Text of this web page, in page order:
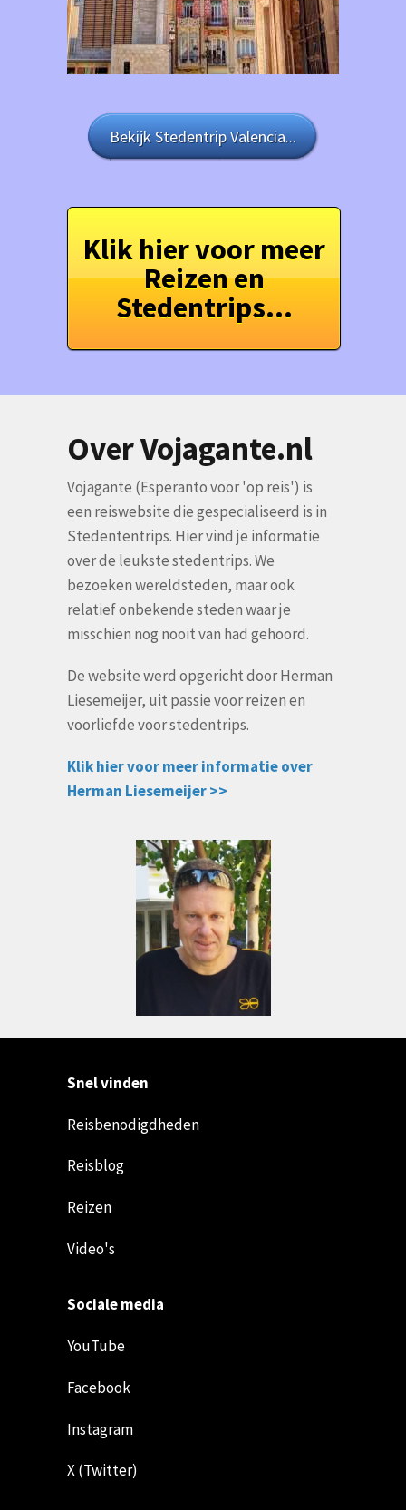
Bekijk Stedentrip Valencia...
Klik hier voor meer
Reizen en
Stedentrips...
Over Vojagante.nl
Vojagante (Esperanto voor 'op reis') is
een reiswebsite die gespecialiseerd is in
Stedententrips. Hier vind je informatie
over de leukste stedentrips. We
bezoeken wereldsteden, maar ook
relatief onbekende steden waar je
misschien nog nooit van had gehoord.
De website werd opgericht door Herman
Liesemeijer, uit passie voor reizen en
voorliefde voor stedentrips.
Klik hier voor meer informatie over
Herman Liesemeijer >>
Snel vinden
Reisbenodigdheden
Reisblog
Reizen
Video's
Sociale media
YouTube
Facebook
Instagram
X (Twitter)